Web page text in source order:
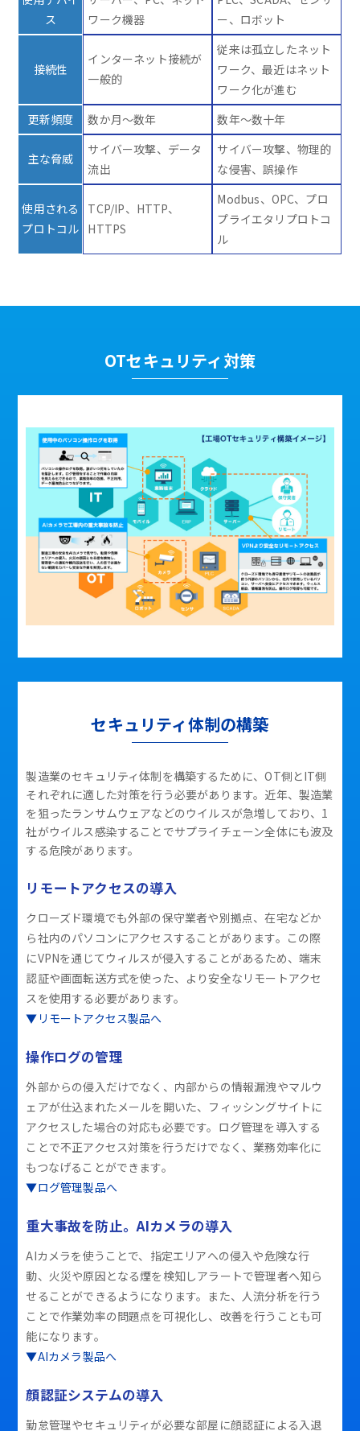
ス
ワーク機器
ー、ロボット
接続性
インターネット接続が
一般的
従来は孤立したネット
ワーク、最近はネット
ワーク化が進む
更新頻度
数か月～数年 数年～数十年
主な脅威
サイバー攻撃、データ
流出
サイバー攻撃、物理的
な侵害、誤操作
使用される
プロトコル
TCP/IP、HTTP、
HTTPS
Modbus、OPC、プロ
プライエタリプロトコ
ル
OTセキュリティ対策
セキュリティ体制の構築
製造業のセキュリティ体制を構築するために、OT側とIT側
それぞれに適した対策を行う必要があります。近年、製造業
を狙ったランサムウェアなどのウイルスが急増しており、1
社がウイルス感染することでサプライチェーン全体にも波及
する危険があります。
リモートアクセスの導入
クローズド環境でも外部の保守業者や別拠点、在宅などか
ら社内のパソコンにアクセスすることがあります。この際
にVPNを通じてウィルスが侵入することがあるため、端末
認証や画面転送方式を使った、より安全なリモートアクセ
スを使用する必要があります。
▼リモートアクセス製品へ
操作ログの管理
外部からの侵入だけでなく、内部からの情報漏洩やマルウ
ェアが仕込まれたメールを開いた、フィッシングサイトに
アクセスした場合の対応も必要です。ログ管理を導入する
ことで不正アクセス対策を行うだけでなく、業務効率化に
もつなげることができます。
▼ログ管理製品へ
重大事故を防止。AIカメラの導入
AIカメラを使うことで、指定エリアへの侵入や危険な行
動、火災や原因となる煙を検知しアラートで管理者へ知ら
せることができるようになります。また、人流分析を行う
ことで作業効率の問題点を可視化し、改善を行うことも可
能になります。
▼AIカメラ製品へ
顔認証システムの導入
勤怠管理やセキュリティが必要な部屋に顔認証による入退